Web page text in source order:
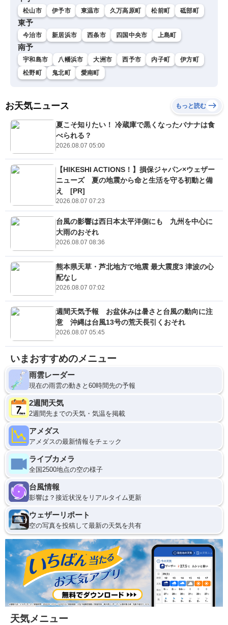
松山市 伊予市 東温市 久万高原町 松前町 砥部町
東予
今治市 新居浜市 西条市 四国中央市 上島町
南予
宇和島市 八幡浜市 大洲市 西予市 内子町
伊方町
松野町
鬼北町 愛南町
お天気ニュース もっと読む
夏こそ知りたい！ 冷蔵庫で黒くなったバナナは食
べられる？
2026.08.07 05:00
【HIKESHI ACTIONS！】損保ジャパン×ウェザー
ニューズ 夏の地震から命と生活を守る初動と備
え [PR]
2026.08.07 07:23
台風の影響は西日本太平洋側にも 九州を中心に
大雨のおそれ
2026.08.07 08:36
熊本県天草・芦北地方で地震 最大震度3 津波の心
配なし
2026.08.07 07:02
週間天気予報 お盆休みは暑さと台風の動向に注
意 沖縄は台風13号の荒天長引くおそれ
2026.08.07 05:45
いまおすすめのメニュー
雨雲レーダー
現在の雨雲の動きと60時間先の予報
2週間天気
2週間先までの天気・気温を掲載
アメダス
アメダスの最新情報をチェック
ライブカメラ
全国2500地点の空の様子
台風情報
影響は？接近状況をリアルタイム更新
ウェザーリポート
空の写真を投稿して最新の天気を共有
天気メニュー